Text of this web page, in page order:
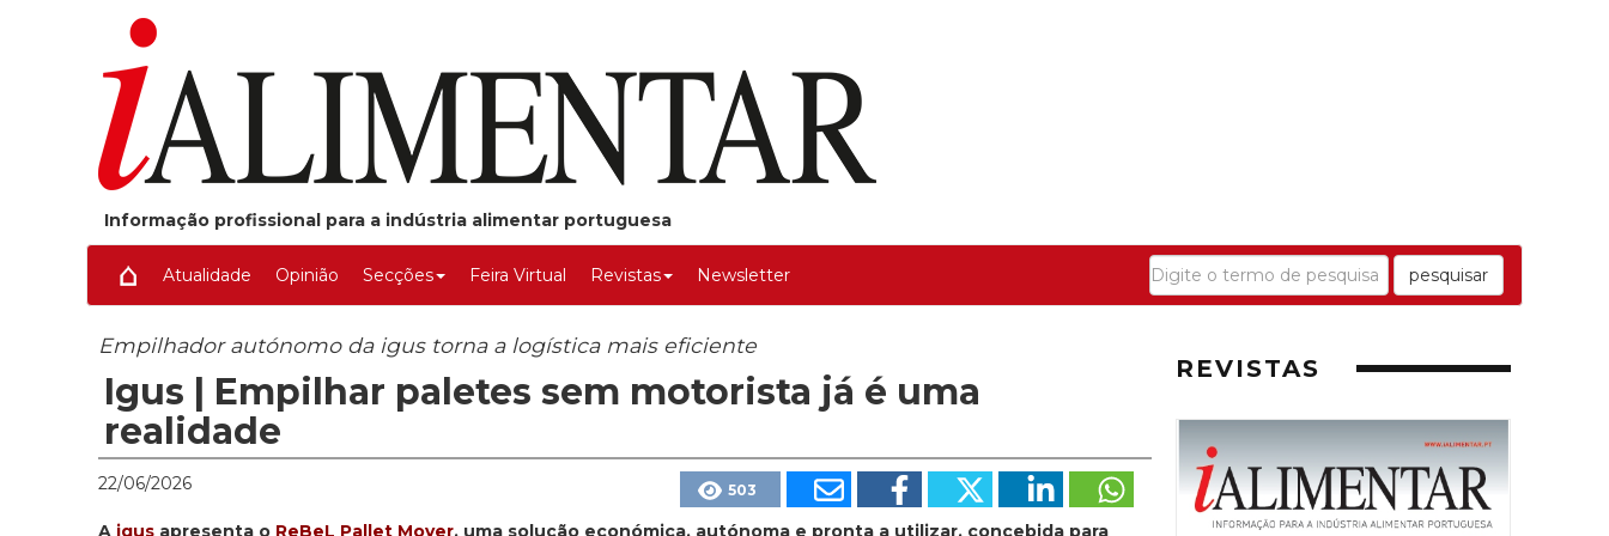
Informação profissional para a indústria alimentar portuguesa
Atualidade Opinião Secções Feira Virtual Revistas Newsletter pesquisar
Empilhador autónomo da igus torna a logística mais eficiente
Igus | Empilhar paletes sem motorista já é uma
realidade
22/06/2026 503
A igus apresenta o ReBeL Pallet Mover, uma solução económica, autónoma e pronta a utilizar, concebida para
REVISTAS